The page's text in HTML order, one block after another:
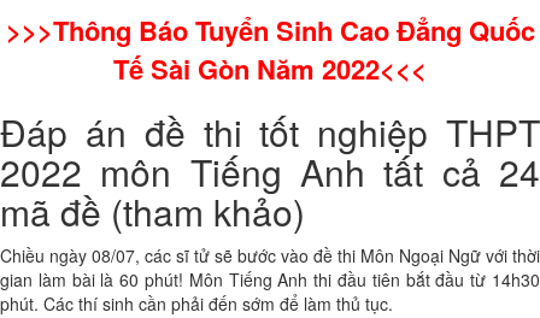
>>>Thông Báo Tuyển Sinh Cao Đẳng Quốc
Tế Sài Gòn Năm 2022<<<
Đáp án đề thi tốt nghiệp THPT
2022 môn Tiếng Anh tất cả 24
mã đề (tham khảo)
Chiều ngày 08/07, các sĩ tử sẽ bước vào đề thi Môn Ngoại Ngữ với thời
gian làm bài là 60 phút! Môn Tiếng Anh thi đầu tiên bắt đầu từ 14h30
phút. Các thí sinh cần phải đến sớm để làm thủ tục.